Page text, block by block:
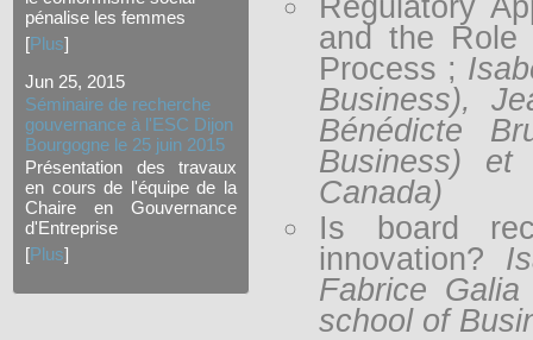
pénalise les femmes
[Plus]
Jun 25, 2015
Séminaire de recherche
gouvernance à l'ESC Dijon
Bourgogne le 25 juin 2015
Présentation des travaux
en cours de l'équipe de la
Chaire en Gouvernance
d'Entreprise
[Plus]
and the
Process ;
Business),
Bénédicte
Business) et
Canada)
Is board
innovation?
Fabrice
school of